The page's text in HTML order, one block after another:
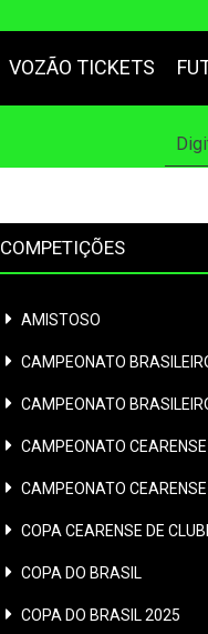
VOZÃO TICKETS
COMPETIÇÕES
AMISTOSO
CAMPEONATO
CAMPEONATO
CAMPEONATO CEARENSE
CAMPEONATO CEARENSE
COPA CEARENSE DE
COPA DO BRASIL
COPA DO BRASIL 2025